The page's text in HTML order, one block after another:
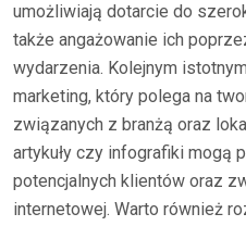
umożliwiają dotarcie do
także angażowanie ich
wydarzenia. Kolejnym
marketing, który polega na
związanych z branżą oraz
artykuły czy infografiki mogą
potencjalnych klientów oraz
internetowej. Warto również